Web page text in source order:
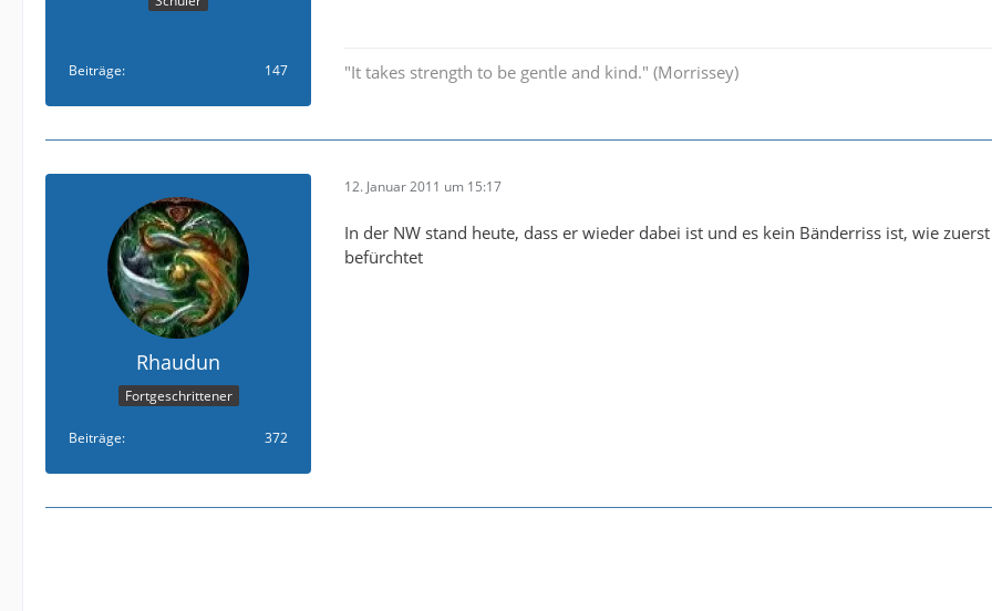
Beiträge 147 "It takes strength to be gentle and kind." (Morrissey)
Rhaudun
Fortgeschrittener
Beiträge 372
12. Januar 2011 um 15:17
In der NW stand heute, dass er wieder dabei ist und es kein Bänderriss ist, wie zuerst
befürchtet